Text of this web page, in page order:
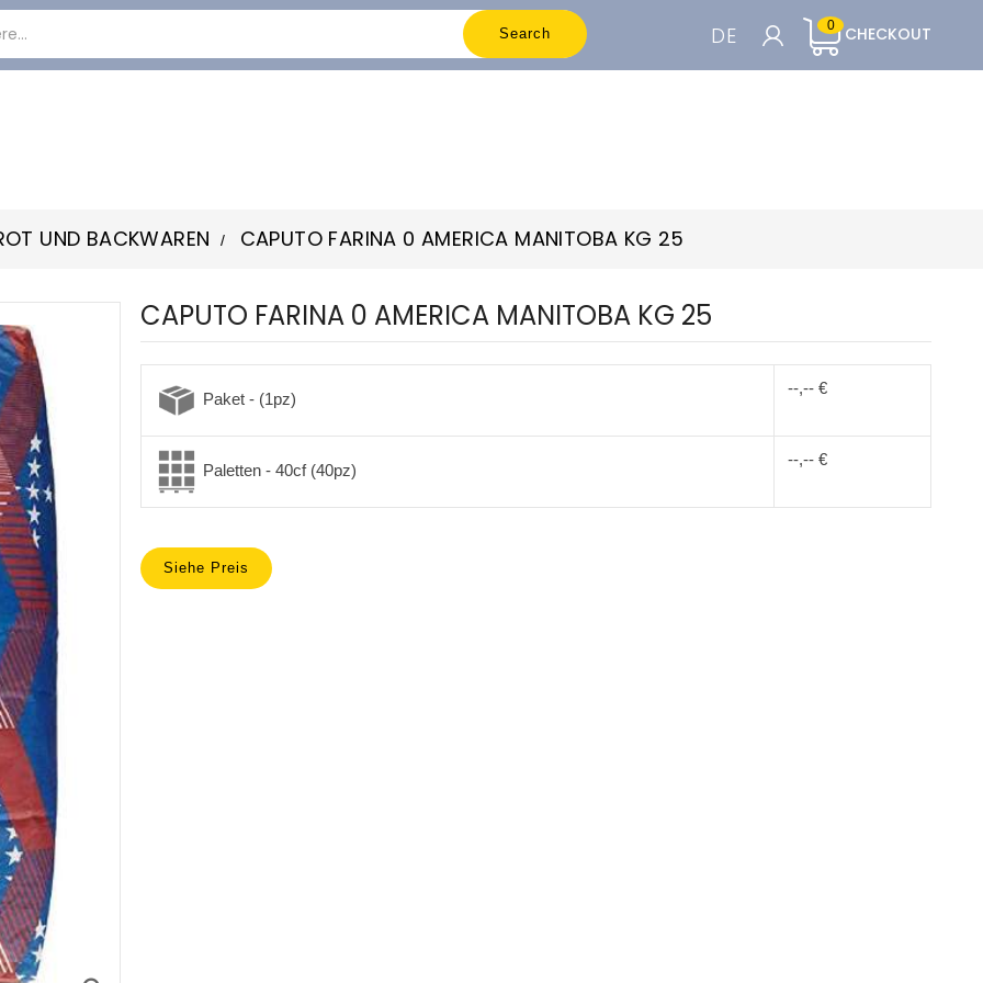
Search CHECKOUT
0
DE
UND BACKWAREN CAPUTO FARINA 0 AMERICA MANITOBA KG 25
CAPUTO FARINA 0 AMERICA MANITOBA KG 25
Paket - (1pz)
--,-- €
Paletten - 40cf (40pz)
--,-- €
Siehe Preis